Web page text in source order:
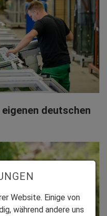
deutschen
Website. Einige von
während andere uns